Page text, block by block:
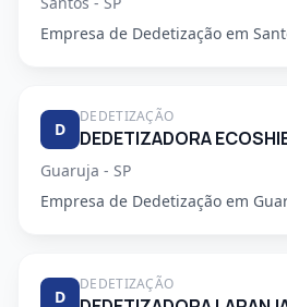
Empresa de Dedetização em
D
DEDETIZAÇÃO
DEDETIZADORA
Guaruja - SP
Empresa de Dedetização em
D
DEDETIZAÇÃO